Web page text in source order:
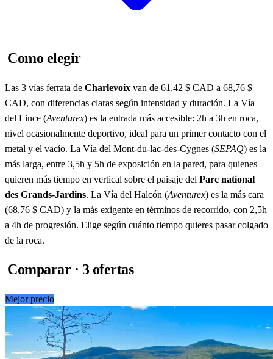
Como elegir
Las 3 vías ferrata de Charlevoix van de 61,42 $ CAD a 68,76 $
CAD, con diferencias claras según intensidad y duración. La Vía
del Lince (Aventurex) es la entrada más accesible: 2h a 3h en roca,
nivel ocasionalmente deportivo, ideal para un primer contacto con el
metal y el vacío. La Vía del Mont-du-lac-des-Cygnes (SEPAQ) es la
más larga, entre 3,5h y 5h de exposición en la pared, para quienes
quieren más tiempo en vertical sobre el paisaje del Parc national
des Grands-Jardins. La Vía del Halcón (Aventurex) es la más cara
(68,76 $ CAD) y la más exigente en términos de recorrido, con 2,5h
a 4h de progresión. Elige según cuánto tiempo quieres pasar colgado
de la roca.
Comparar · 3 ofertas
Mejor precio